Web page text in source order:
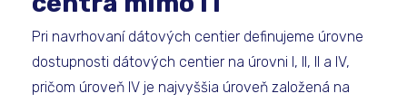
Pri navrhovaní dátových centier definujeme úrovne
dostupnosti dátových centier na úrovni I, II, II a IV,
pričom úroveň IV je najvyššia úroveň založená na